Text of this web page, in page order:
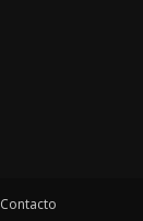
Contacto